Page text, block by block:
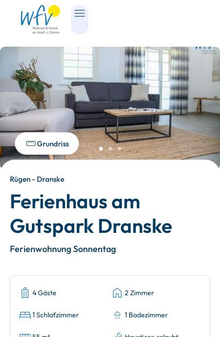
Grundriss
Rügen - Dranske
Ferienhaus am
Gutspark Dranske
Ferienwohnung Sonnentag
4 Gäste 2 Zimmer
1 Schlafzimmer 1 Badezimmer